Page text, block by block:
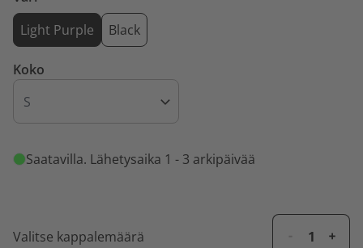
Light Purple
Black
Koko
Saatavilla. Lähetysaika 1 - 3 arkipäivää
Valitse kappalemäärä